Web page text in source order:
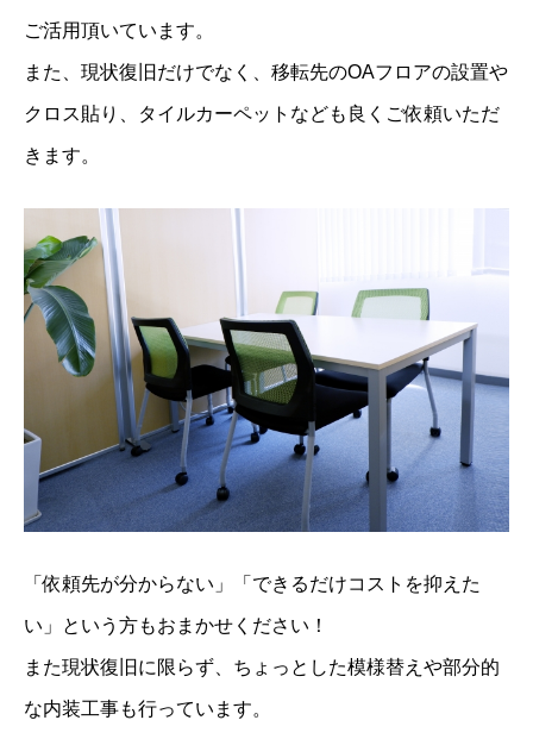
ご活用頂いています。
また、現状復旧だけでなく、移転先のOAフロアの設置や
クロス貼り、タイルカーペットなども良くご依頼いただ
きます。
「依頼先が分からない」「できるだけコストを抑えた
い」という方もおまかせください！
また現状復旧に限らず、ちょっとした模様替えや部分的
な内装工事も行っています。